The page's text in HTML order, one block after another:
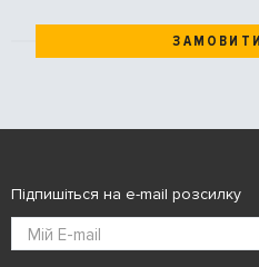
Підпишіться на e-mail розсилку